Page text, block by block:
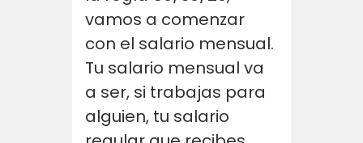
vamos a comenzar
con el salario mensual.
Tu salario mensual va
a ser, si trabajas para
alguien, tu salario